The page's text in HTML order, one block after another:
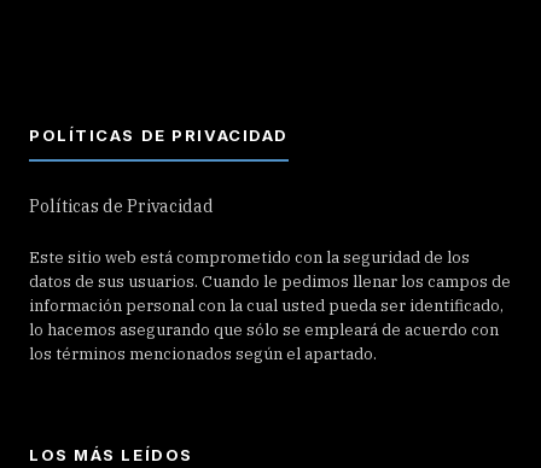
POLÍTICAS DE PRIVACIDAD
Políticas de Privacidad
Este sitio web está comprometido con la seguridad de los
datos de sus usuarios. Cuando le pedimos llenar los campos de
información personal con la cual usted pueda ser identificado,
lo hacemos asegurando que sólo se empleará de acuerdo con
los términos mencionados según el apartado.
LOS MÁS LEÍDOS